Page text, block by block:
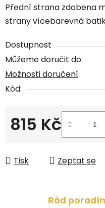
Přední strana zdobena
strany vícebarevná
Dostupnost
Můžeme doručit do:
Možnosti doručení
Kód:
815 Kč
Tisk Zeptat se
Rád